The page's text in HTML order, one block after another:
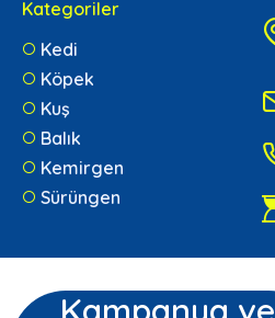
Kategoriler
Kedi
Köpek
Kuş
Balık
Kemirgen
Sürüngen